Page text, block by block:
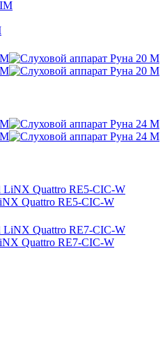
Quattro RE5-CIC-W
Quattro RE7-CIC-W